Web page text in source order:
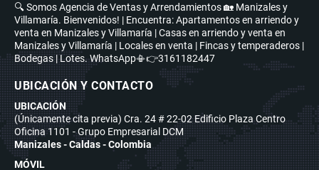
🔍 Somos Agencia de Ventas y Arrendamientos 🏡 Manizales y
Villamaría. Bienvenidos! | Encuentra: Apartamentos en arriendo y
venta en Manizales y Villamaría | Casas en arriendo y venta en
Manizales y Villamaría | Locales en venta | Fincas y temperaderos |
Bodegas | Lotes. WhatsApp📳👉3161182447
UBICACIÓN Y CONTACTO
UBICACIÓN
(Únicamente cita previa) Cra. 24 # 22-02 Edificio Plaza Centro
Oficina 1101 - Grupo Empresarial DCM
Manizales - Caldas - Colombia
MÓVIL